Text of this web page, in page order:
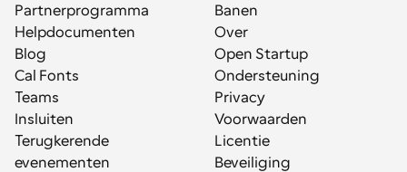
Partnerprogramma
Helpdocumenten
Blog
Cal Fonts
Teams
Insluiten
Terugkerende
evenementen
Banen
Over
Open Startup
Ondersteuning
Privacy
Voorwaarden
Licentie
Beveiliging